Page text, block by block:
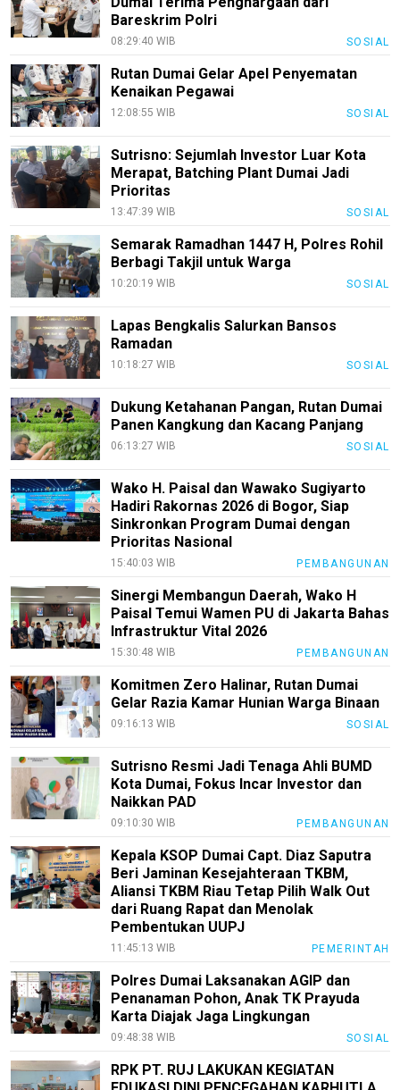
Bareskrim Polri
08:29:40 WIB SOSIAL
Rutan Dumai Gelar Apel Penyematan
Kenaikan Pegawai
12:08:55 WIB SOSIAL
Sutrisno: Sejumlah Investor Luar Kota
Merapat, Batching Plant Dumai Jadi
Prioritas
13:47:39 WIB SOSIAL
Semarak Ramadhan 1447 H, Polres Rohil
Berbagi Takjil untuk Warga
10:20:19 WIB SOSIAL
Lapas Bengkalis Salurkan Bansos
Ramadan
10:18:27 WIB SOSIAL
Dukung Ketahanan Pangan, Rutan Dumai
Panen Kangkung dan Kacang Panjang
06:13:27 WIB SOSIAL
Wako H. Paisal dan Wawako Sugiyarto
Hadiri Rakornas 2026 di Bogor, Siap
Sinkronkan Program Dumai dengan
Prioritas Nasional
15:40:03 WIB PEMBANGUNAN
Sinergi Membangun Daerah, Wako H
Paisal Temui Wamen PU di Jakarta Bahas
Infrastruktur Vital 2026
15:30:48 WIB PEMBANGUNAN
Komitmen Zero Halinar, Rutan Dumai
Gelar Razia Kamar Hunian Warga Binaan
09:16:13 WIB SOSIAL
Sutrisno Resmi Jadi Tenaga Ahli BUMD
Kota Dumai, Fokus Incar Investor dan
Naikkan PAD
09:10:30 WIB PEMBANGUNAN
Kepala KSOP Dumai Capt. Diaz Saputra
Beri Jaminan Kesejahteraan TKBM,
Aliansi TKBM Riau Tetap Pilih Walk Out
dari Ruang Rapat dan Menolak
Pembentukan UUPJ
11:45:13 WIB PEMERINTAH
Polres Dumai Laksanakan AGIP dan
Penanaman Pohon, Anak TK Prayuda
Karta Diajak Jaga Lingkungan
09:48:38 WIB SOSIAL
RPK PT. RUJ LAKUKAN KEGIATAN
Siber
Redaksi
Index
All